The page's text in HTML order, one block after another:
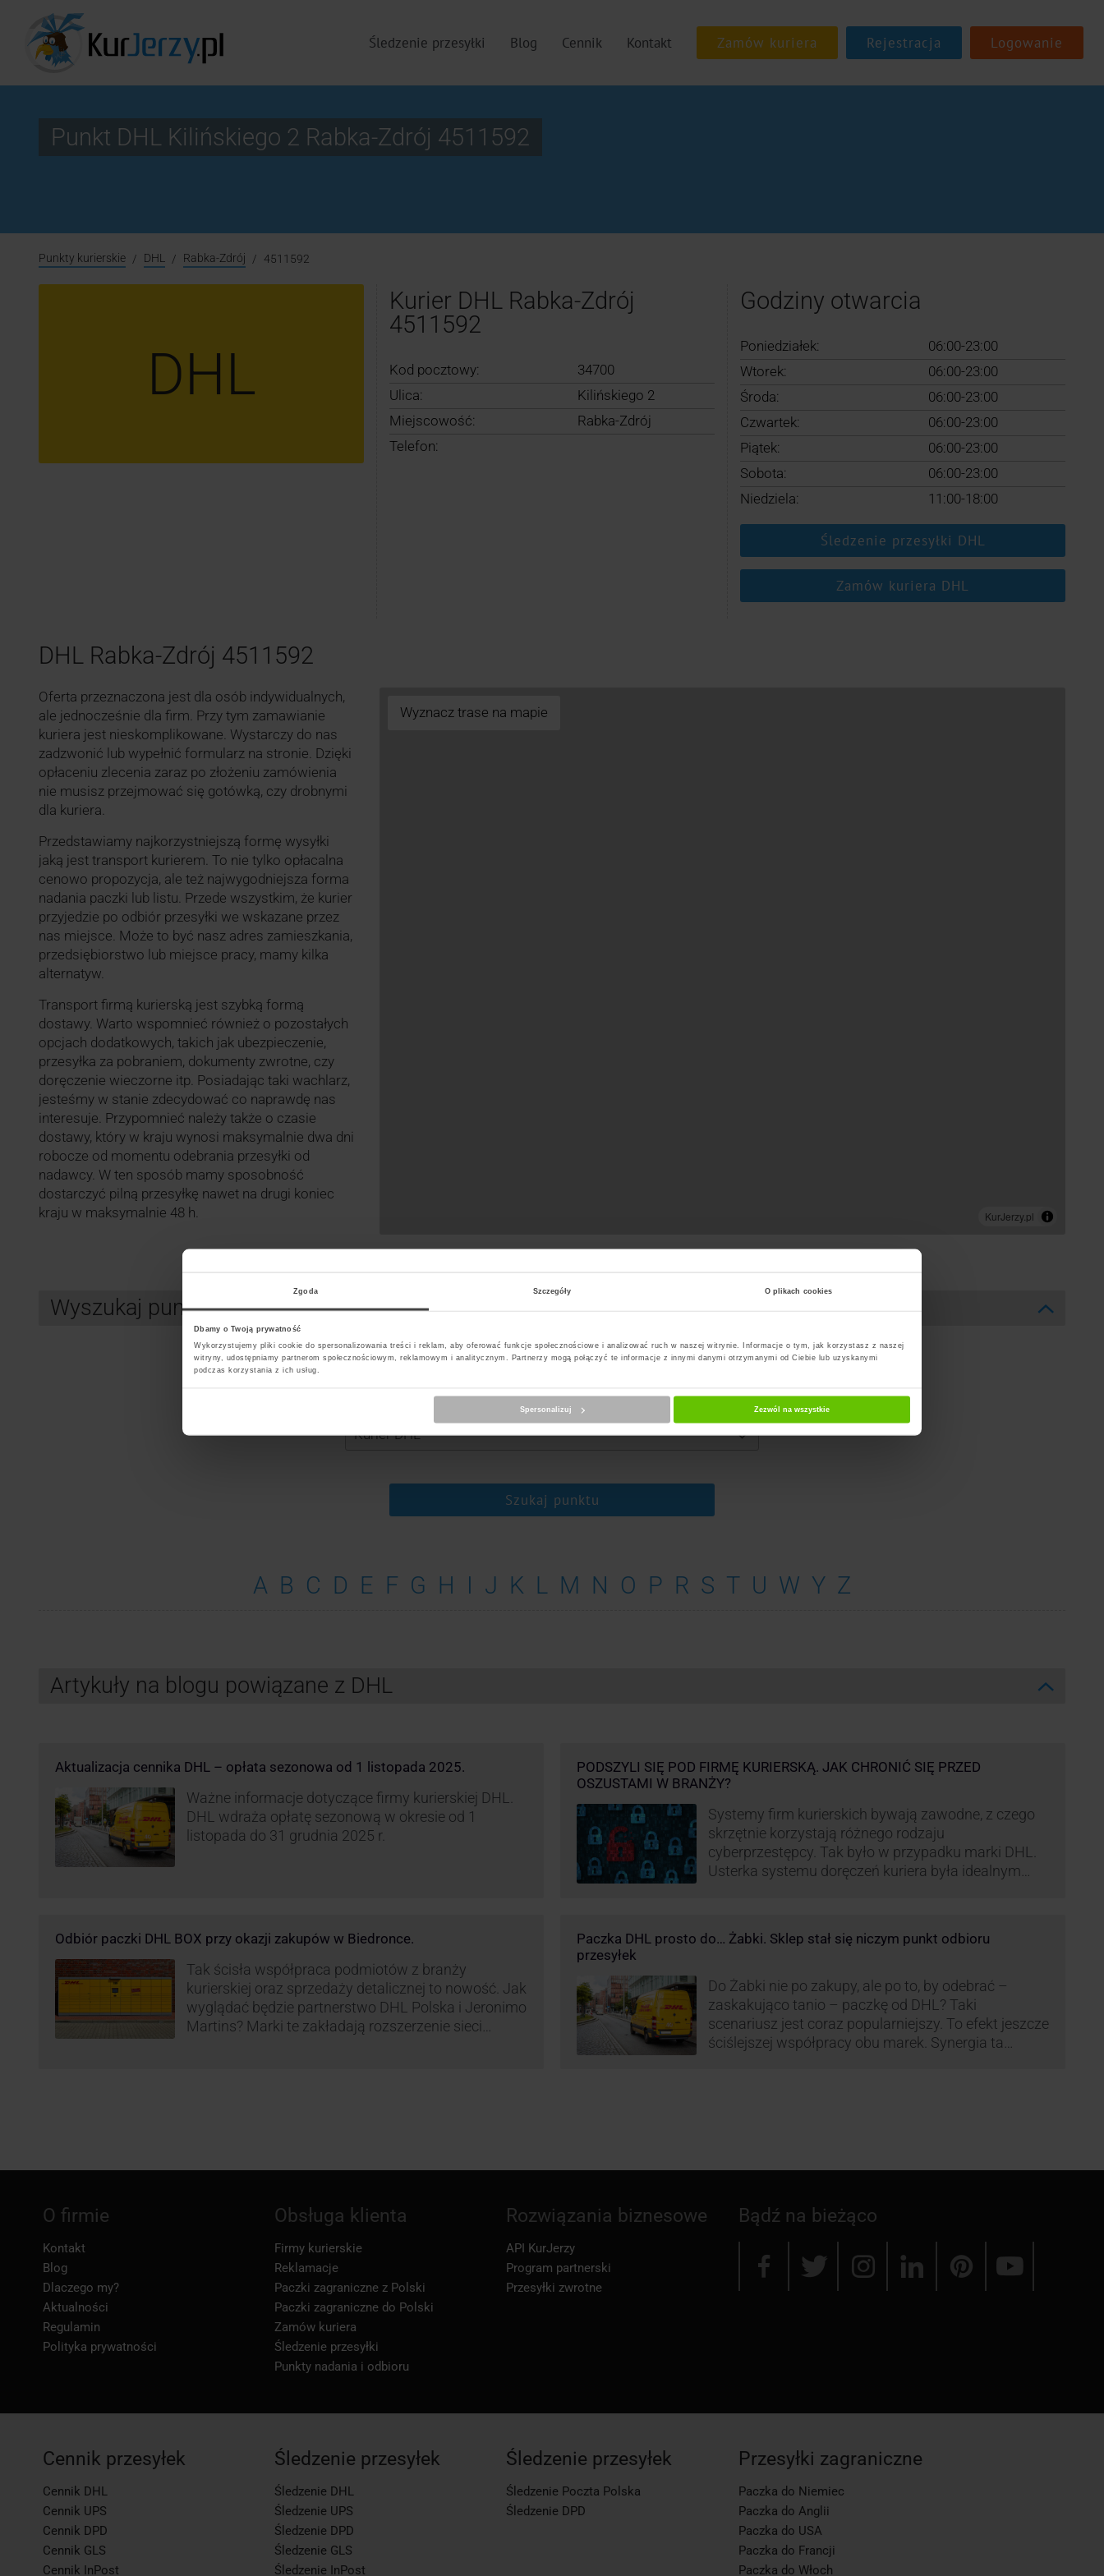
Zgoda Szczegóły O plikach cookies
Dbamy o Twoją prywatność
Wykorzystujemy pliki cookie do spersonalizowania treści i reklam, aby oferować funkcje społecznościowe i analizować ruch w naszej witrynie. Informacje o tym, jak korzystasz z naszej
witryny, udostępniamy partnerom społecznościowym, reklamowym i analitycznym. Partnerzy mogą połączyć te informacje z innymi danymi otrzymanymi od Ciebie lub uzyskanymi
podczas korzystania z ich usług.
Spersonalizuj Zezwól na wszystkie
Śledzenie przesyłki Blog Cennik Kontakt Rejestracja Logowanie
Punkt DHL Kilińskiego 2 Rabka-Zdrój 4511592
Punkty kurierskie DHL Rabka-Zdrój 4511592
DHL
Kurier DHL Rabka-Zdrój
4511592
Kod pocztowy:
34700
Ulica:
Kilińskiego 2
Miejscowość:
Rabka-Zdrój
Telefon:
Godziny otwarcia
Poniedziałek:
06:00-23:00
Wtorek:
06:00-23:00
Środa:
06:00-23:00
Czwartek:
06:00-23:00
Piątek:
06:00-23:00
Sobota:
06:00-23:00
Niedziela:
11:00-18:00
Śledzenie przesyłki DHL
Zamów kuriera DHL
DHL Rabka-Zdrój 4511592
Oferta przeznaczona jest dla osób indywidualnych,
ale jednocześnie dla firm. Przy tym zamawianie
kuriera jest nieskomplikowane. Wystarczy do nas
zadzwonić lub wypełnić formularz na stronie. Dzięki
opłaceniu zlecenia zaraz po złożeniu zamówienia
nie musisz przejmować się gotówką, czy drobnymi
dla kuriera.
Przedstawiamy najkorzystniejszą formę wysyłki
jaką jest transport kurierem. To nie tylko opłacalna
cenowo propozycja, ale też najwygodniejsza forma
nadania paczki lub listu. Przede wszystkim, że kurier
przyjedzie po odbiór przesyłki we wskazane przez
nas miejsce. Może to być nasz adres zamieszkania,
przedsiębiorstwo lub miejsce pracy, mamy kilka
alternatyw.
Transport firmą kurierską jest szybką formą
dostawy. Warto wspomnieć również o pozostałych
opcjach dodatkowych, takich jak ubezpieczenie,
przesyłka za pobraniem, dokumenty zwrotne, czy
doręczenie wieczorne itp. Posiadając taki wachlarz,
jesteśmy w stanie zdecydować co naprawdę nas
interesuje. Przypomnieć należy także o czasie
dostawy, który w kraju wynosi maksymalnie dwa dni
robocze od momentu odebrania przesyłki od
nadawcy. W ten sposób mamy sposobność
dostarczyć pilną przesyłkę nawet na drugi koniec
kraju w maksymalnie 48 h.
Wyznacz trase na mapie
Wyszukaj punkt kurierski DHL
Search
Szukaj punktu
A B C D E F G H I J K L M N O P R S T U W Y Z
Artykuły na blogu powiązane z DHL
Aktualizacja cennika DHL – opłata sezonowa od 1 listopada 2025.
Ważne informacje dotyczące firmy kurierskiej DHL.
DHL wdraża opłatę sezonową w okresie od 1
listopada do 31 grudnia 2025 r.
PODSZYLI SIĘ POD FIRMĘ KURIERSKĄ. JAK CHRONIĆ SIĘ PRZED
OSZUSTAMI W BRANŻY?
Systemy firm kurierskich bywają zawodne, z czego
skrzętnie korzystają różnego rodzaju
cyberprzestępcy. Tak było w przypadku marki DHL.
Usterka systemu doręczeń kuriera była idealnym
oszukać cyberprzestępcom, którzy próbują
wykorzystać problemy przedsiębiorstw działających
Odbiór paczki DHL BOX przy okazji zakupów w Biedronce.
Tak ścisła współpraca podmiotów z branży
kurierskiej oraz sprzedaży detalicznej to nowość. Jak
wyglądać będzie partnerstwo DHL Polska i Jeronimo
Martins? Marki te zakładają rozszerzenie sieci
Paczka DHL prosto do… Żabki. Sklep stał się niczym punkt odbioru
przesyłek
Do Żabki nie po zakupy, ale po to, by odebrać –
zaskakująco tanio – paczkę od DHL? Taki
scenariusz jest coraz popularniejszy. To efekt jeszcze
ściślejszej współpracy obu marek. Synergia ta
Bądź na bieżąco
O firmie
Kontakt
Blog
Dlaczego my?
Aktualności
Regulamin
Polityka prywatności
Obsługa klienta
Firmy kurierskie
Reklamacje
Paczki zagraniczne z Polski
Paczki zagraniczne do Polski
Zamów kuriera
Śledzenie przesyłki
Punkty nadania i odbioru
Rozwiązania biznesowe
API KurJerzy
Program partnerski
Przesyłki zwrotne
Cennik przesyłek
Cennik DHL
Cennik UPS
Cennik DPD
Cennik GLS
Cennik InPost
Śledzenie przesyłek
Śledzenie DHL
Śledzenie UPS
Śledzenie DPD
Śledzenie GLS
Śledzenie InPost
Śledzenie przesyłek
Śledzenie Poczta Polska
Śledzenie DPD
Przesyłki zagraniczne
Paczka do Niemiec
Paczka do Anglii
Paczka do USA
Paczka do Francji
Paczka do Włoch